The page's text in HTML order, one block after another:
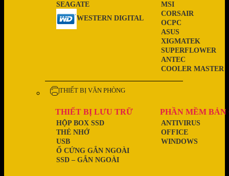
WESTERN DIGITAL
SEAGATE
COOLER MASTER
ANTEC
SUPERFLOWER
XIGMATEK
ASUS
OCPC
CORSAIR
MSI
THIẾT BỊ VĂN PHÒNG
THIẾT BỊ LƯU TRỮ
SSD – GẮN NGOÀI
Ổ CỨNG GẮN NGOÀI
USB
THẺ NHỚ
HỘP BOX SSD
PHẦN MỀM BẢN
WINDOWS
OFFICE
ANTIVIRUS